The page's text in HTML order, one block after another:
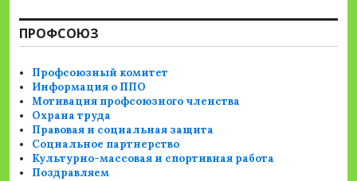
ПРОФСОЮЗ
Профсоюзный комитет
Информация о ППО
Мотивация профсоюзного членства
Охрана труда
Правовая и социальная защита
Социальное партнерство
Культурно-массовая и спортивная работа
Поздравляем